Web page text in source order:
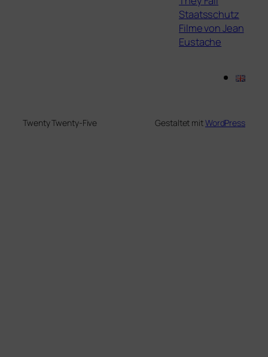
Staatsschutz
Filme von Jean
Eustache
Twenty Twenty-Five Gestaltet mitWordPress